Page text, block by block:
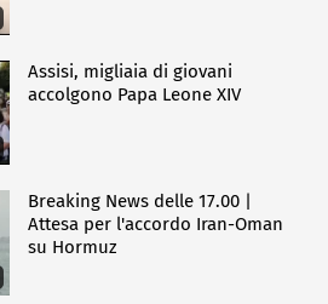
Assisi, migliaia di giovani
accolgono Papa Leone XIV
Breaking News delle 17.00 |
Attesa per l'accordo Iran-Oman
su Hormuz